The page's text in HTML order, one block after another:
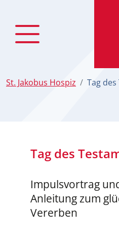
St. Jakobus Hospiz Tag
Tag des
Impulsvortrag
Anleitung zum
Vererben